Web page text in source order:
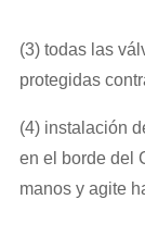
(3) todas las
protegidas
(4) instalación
en el borde del
manos y agite